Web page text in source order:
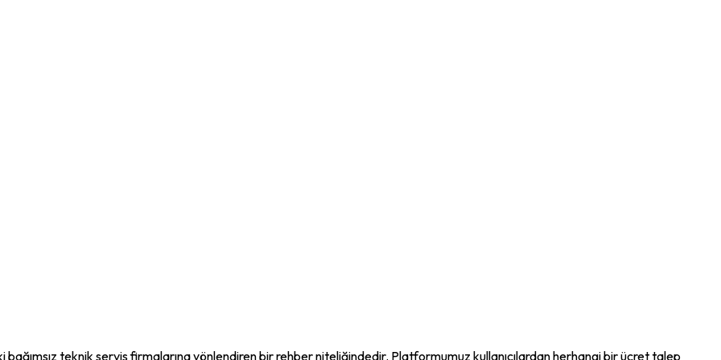
teknik servis firmalarına yönlendiren bir rehber niteliğindedir. Platformumuz kullanıcılardan herhangi bir ücret talep